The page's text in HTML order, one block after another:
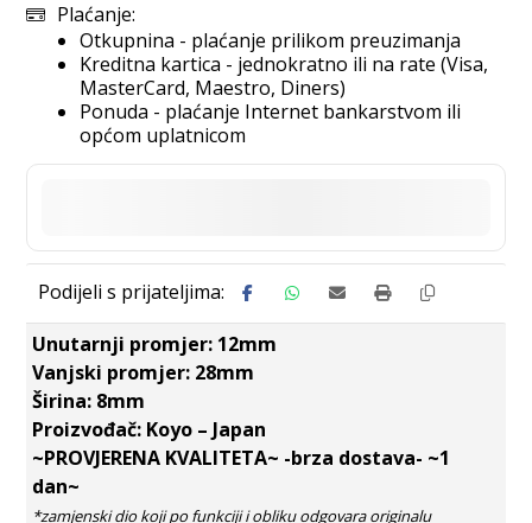
Plaćanje:
Otkupnina - plaćanje prilikom preuzimanja
Kreditna kartica - jednokratno ili na rate (Visa,
MasterCard, Maestro, Diners)
Ponuda - plaćanje Internet bankarstvom ili
općom uplatnicom
Unutarnji promjer: 12mm
Vanjski promjer: 28mm
Širina: 8mm
Proizvođač: Koyo – Japan
~PROVJERENA KVALITETA~ -brza dostava- ~1
dan~